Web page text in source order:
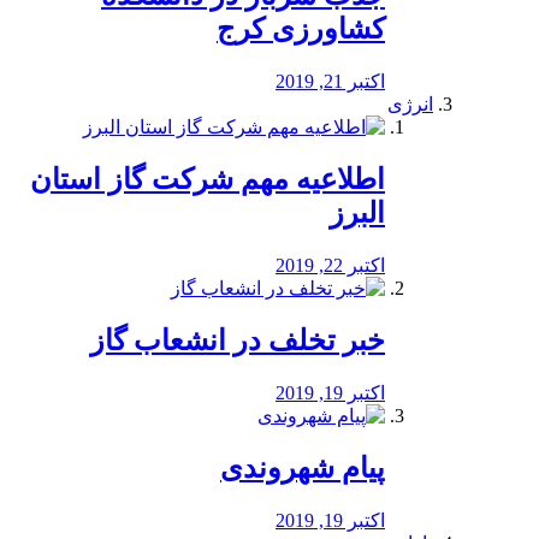
کشاورزی کرج
اکتبر 21, 2019
انرژی
️اطلاعیه مهم شرکت گاز استان
البرز
اکتبر 22, 2019
خبر تخلف در انشعاب گاز
اکتبر 19, 2019
پیام شهروندی
اکتبر 19, 2019